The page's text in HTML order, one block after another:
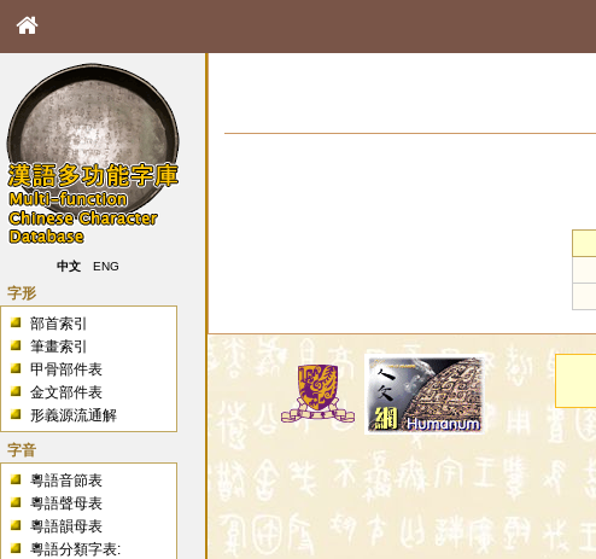
中文 ENG
字形
部首索引
筆畫索引
甲骨部件表
金文部件表
形義源流通解
字音
粵語音節表
粵語聲母表
粵語韻母表
粵語分類字表: